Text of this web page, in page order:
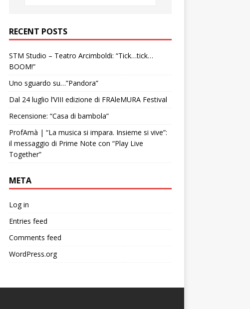
RECENT POSTS
STM Studio – Teatro Arcimboldi: “Tick…tick…
BOOM!”
Uno sguardo su…”Pandora”
Dal 24 luglio l’VIII edizione di FRAleMURA Festival
Recensione: “Casa di bambola”
ProfAmà | “La musica si impara. Insieme si vive”:
il messaggio di Prime Note con “Play Live
Together”
META
Log in
Entries feed
Comments feed
WordPress.org